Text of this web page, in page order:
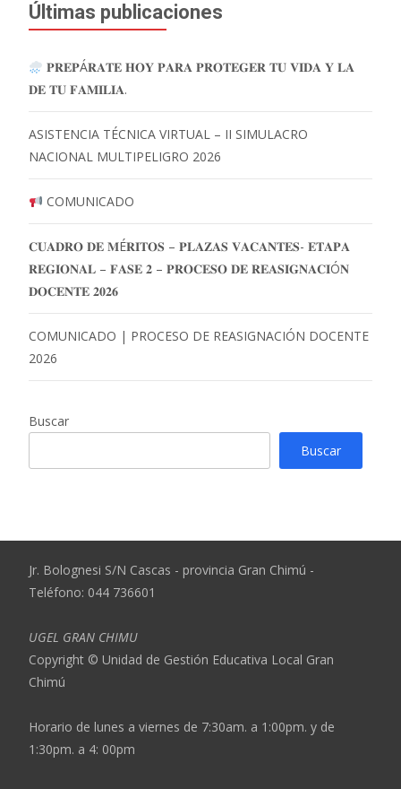
Últimas publicaciones
𝐏𝐑𝐄𝐏Á𝐑𝐀𝐓𝐄 𝐇𝐎𝐘 𝐏𝐀𝐑𝐀 𝐏𝐑𝐎𝐓𝐄𝐆𝐄𝐑 𝐓𝐔 𝐕𝐈𝐃𝐀 𝐘 𝐋𝐀
𝐃𝐄 𝐓𝐔 𝐅𝐀𝐌𝐈𝐋𝐈𝐀.
ASISTENCIA TÉCNICA VIRTUAL – II SIMULACRO
NACIONAL MULTIPELIGRO 2026
COMUNICADO
𝐂𝐔𝐀𝐃𝐑𝐎 𝐃𝐄 𝐌É𝐑𝐈𝐓𝐎𝐒 – 𝐏𝐋𝐀𝐙𝐀𝐒 𝐕𝐀𝐂𝐀𝐍𝐓𝐄𝐒- 𝐄𝐓𝐀𝐏𝐀
𝐑𝐄𝐆𝐈𝐎𝐍𝐀𝐋 – 𝐅𝐀𝐒𝐄 𝟐 – 𝐏𝐑𝐎𝐂𝐄𝐒𝐎 𝐃𝐄 𝐑𝐄𝐀𝐒𝐈𝐆𝐍𝐀𝐂𝐈Ó𝐍
𝐃𝐎𝐂𝐄𝐍𝐓𝐄 𝟐𝟎𝟐𝟔
COMUNICADO | PROCESO DE REASIGNACIÓN DOCENTE
2026
Buscar
Buscar
Jr. Bolognesi S/N Cascas - provincia Gran Chimú -
Teléfono: 044 736601
UGEL GRAN CHIMU
Copyright © Unidad de Gestión Educativa Local Gran
Chimú
Horario de lunes a viernes de 7:30am. a 1:00pm. y de
1:30pm. a 4: 00pm